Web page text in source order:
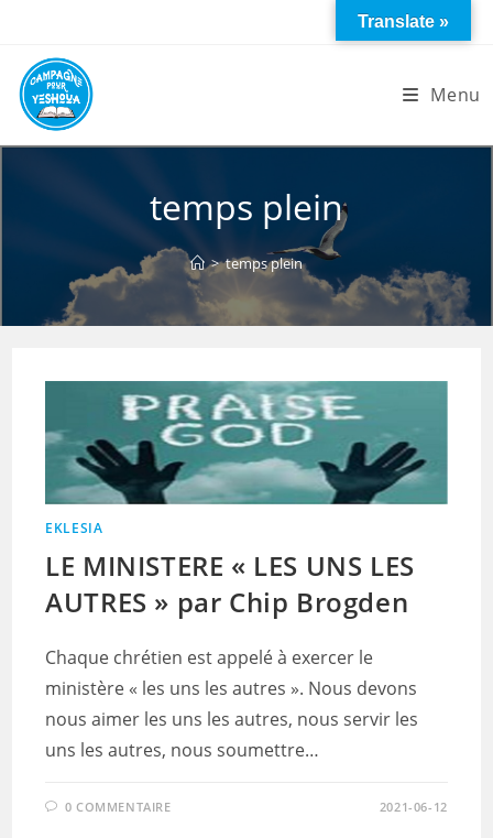
content
Menu
temps plein
> temps plein
EKLESIA
LE MINISTERE « LES UNS LES
AUTRES » par Chip Brogden
Chaque chrétien est appelé à exercer le
ministère « les uns les autres ». Nous devons
nous aimer les uns les autres, nous servir les
uns les autres, nous soumettre…
0 COMMENTAIRE 2021-06-12
Translate »